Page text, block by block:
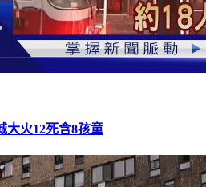
火12死含8孩童